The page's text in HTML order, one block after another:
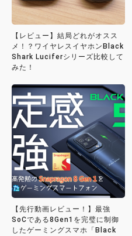
【レビュー】結局どれがオスス
メ！？ワイヤレスイヤホンBlack
Shark Luciferシリーズ比較して
みた！
【先行動画レビュー！】最強
SoCである8Gen1を完璧に制御
したゲーミングスマホ「Black